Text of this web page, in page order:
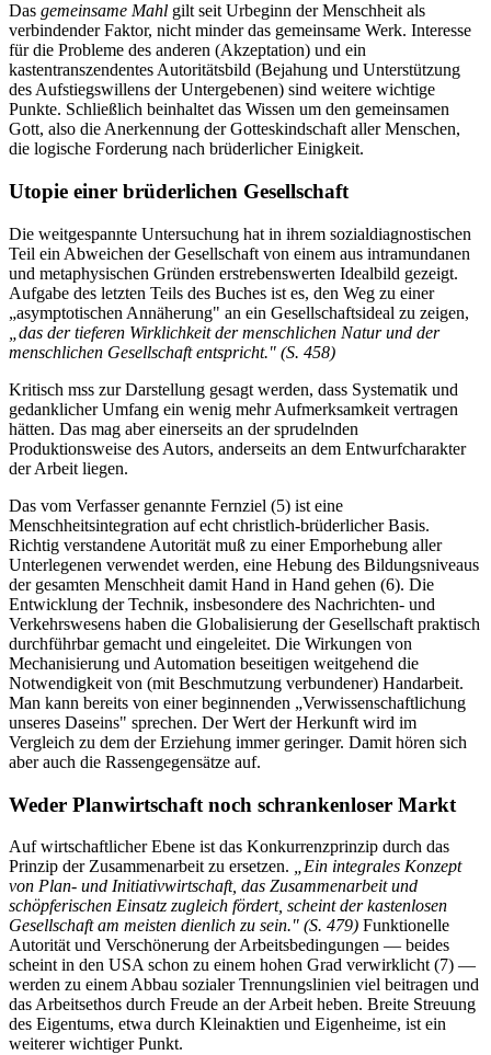
Das gemeinsame Mahl gilt seit Urbeginn der Menschheit als
verbindender Faktor, nicht minder das gemeinsame Werk. Interesse
für die Probleme des anderen (Akzeptation) und ein
kastentranszendentes Autoritätsbild (Bejahung und Unterstützung
des Aufstiegswillens der Untergebenen) sind weitere wichtige
Punkte. Schließlich beinhaltet das Wissen um den gemeinsamen
Gott, also die Anerkennung der Gotteskindschaft aller Menschen,
die logische Forderung nach brüderlicher Einigkeit.
Utopie einer brüderlichen Gesellschaft
Die weitgespannte Untersuchung hat in ihrem sozialdiagnostischen
Teil ein Abweichen der Gesellschaft von einem aus intramundanen
und metaphysischen Gründen erstrebenswerten Idealbild gezeigt.
Aufgabe des letzten Teils des Buches ist es, den Weg zu einer
„asymptotischen Annäherung" an ein Gesellschaftsideal zu zeigen,
„das der tieferen Wirklichkeit der menschlichen Natur und der
menschlichen Gesellschaft entspricht." (S. 458)
Kritisch mss zur Darstellung gesagt werden, dass Systematik und
gedanklicher Umfang ein wenig mehr Aufmerksamkeit vertragen
hätten. Das mag aber einerseits an der sprudelnden
Produktionsweise des Autors, anderseits an dem Entwurfcharakter
der Arbeit liegen.
Das vom Verfasser genannte Fernziel (5) ist eine
Menschheitsintegration auf echt christlich-brüderlicher Basis.
Richtig verstandene Autorität muß zu einer Emporhebung aller
Unterlegenen verwendet werden, eine Hebung des Bildungsniveaus
der gesamten Menschheit damit Hand in Hand gehen (6). Die
Entwicklung der Technik, insbesondere des Nachrichten- und
Verkehrswesens haben die Globalisierung der Gesellschaft praktisch
durchführbar gemacht und eingeleitet. Die Wirkungen von
Mechanisierung und Automation beseitigen weitgehend die
Notwendigkeit von (mit Beschmutzung verbundener) Handarbeit.
Man kann bereits von einer beginnenden „Verwissenschaftlichung
unseres Daseins" sprechen. Der Wert der Herkunft wird im
Vergleich zu dem der Erziehung immer geringer. Damit hören sich
aber auch die Rassengegensätze auf.
Weder Planwirtschaft noch schrankenloser Markt
Auf wirtschaftlicher Ebene ist das Konkurrenzprinzip durch das
Prinzip der Zusammenarbeit zu ersetzen.
„Ein integrales Konzept
von Plan- und Initiativwirtschaft, das Zusammenarbeit und
schöpferischen Einsatz zugleich fördert, scheint der kastenlosen
Gesellschaft am meisten dienlich zu sein." (S. 479) Funktionelle
Autorität und Verschönerung der Arbeitsbedingungen — beides
scheint in den USA schon zu einem hohen Grad verwirklicht (7) —
werden zu einem Abbau sozialer Trennungslinien viel beitragen und
das Arbeitsethos durch Freude an der Arbeit heben. Breite Streuung
des Eigentums, etwa durch Kleinaktien und Eigenheime, ist ein
weiterer wichtiger Punkt.